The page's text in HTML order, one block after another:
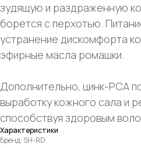
зудящую и раздраженную
борется с перхотью.
устранение дискомфорта
эфирные масла ромашки.
Дополнительно, цинк-PCA
выработку кожного сала и
способствуя здоровым
Характеристики
Бренд: SH-RD